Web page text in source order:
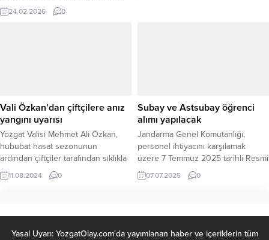
Değerli İlkokulu Spor Salonu’nda
gerçekleştirilecek Ramazan Şenliği
ve ailece keyifle vakit
geçirilebilecek...
24.02.2026 0
Vali Özkan’dan çiftçilere anız
yangını uyarısı
Yozgat Valisi Mehmet Ali Özkan,
hububat hasat sezonunun
ardından çiftçiler tarafından sıklıkla
başvurulan anız yakma yönteminin,
çevre ve ekonomi üzerinde ciddi
11.08.2024 0
Subay ve Astsubay öğrenci
alımı yapılacak
Jandarma Genel Komutanlığı,
personel ihtiyacını karşılamak
üzere 7 Temmuz 2025 tarihli Resmi
Gazete’de duyuru yayımladı. Buna
göre, Jandarma ve Sahil Güvenlik
adayı öğrenci alımı yapılacak. ALIM
DETAYLARI: Jandarma Genel
07.07.2025 0
Yasal Uyarı: YozgatOlay.com'da yayımlanan haber ve içeriklerin tüm